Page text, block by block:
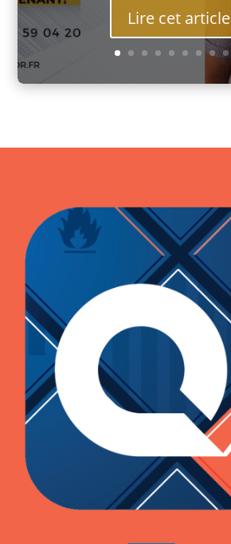
Lire cet article